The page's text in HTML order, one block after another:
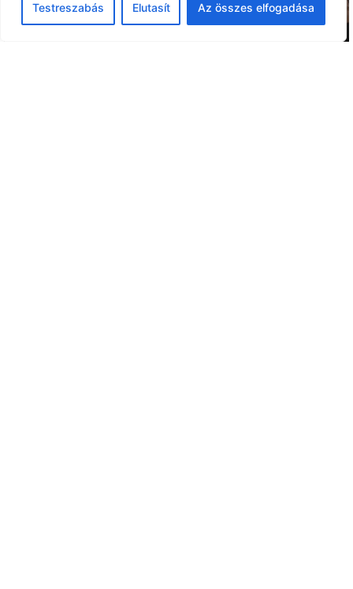
Testreszabás Elutasít Az összes elfogadása